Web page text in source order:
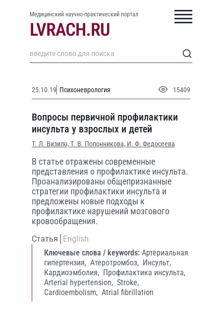
Медицинский научно-практический портал
25.10.19 Психоневрология 15409
Вопросы первичной профилактики
инсульта у взрослых и детей
Т. Л. Визило, Т. В. Попонникова, И. Ф. Федосеева
В статье отражены современные
представления о профилактике инсульта.
Проанализированы общепризнанные
стратегии профилактики инсульта и
предложены новые подходы к
профилактике нарушений мозгового
кровообращения.
Статья
English
Ключевые слова / keywords: Артериальная
гипертензия, Атеротромбоз, Инсульт,
Кардиоэмболия, Профилактика инсульта,
Arterial hypertension, Stroke,
Cardioembolism, Atrial fibrillation